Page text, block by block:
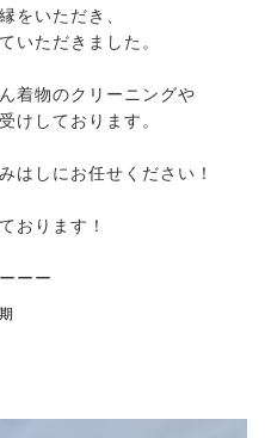
をいただき、
いただきました。
着物のクリーニングや
けしております。
はしにお任せください！
おります！
ーー